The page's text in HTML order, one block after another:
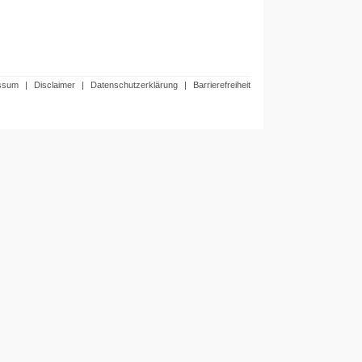
| Disclaimer | Datenschutzerklärung | Barrierefreiheit